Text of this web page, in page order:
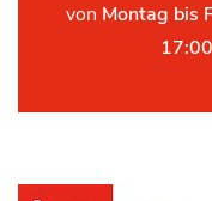
von Montag bis